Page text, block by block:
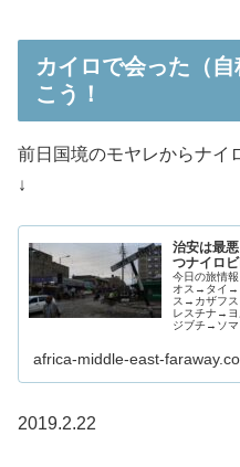
カイロで会った（
こう！
前日国境のモヤレからナイ
↓
治安は最
つナイロ
今日の旅情
オス→タイ→
ス→カザフ
レスチナ→
ジブチ→ソ
africa-middle-east-
2019.2.22